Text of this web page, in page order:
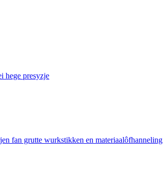
hege presyzje
fan grutte wurkstikken en materiaalôfhanneling